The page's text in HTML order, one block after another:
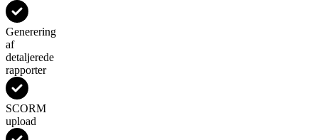
Generering
af
detaljerede
rapporter
SCORM
upload